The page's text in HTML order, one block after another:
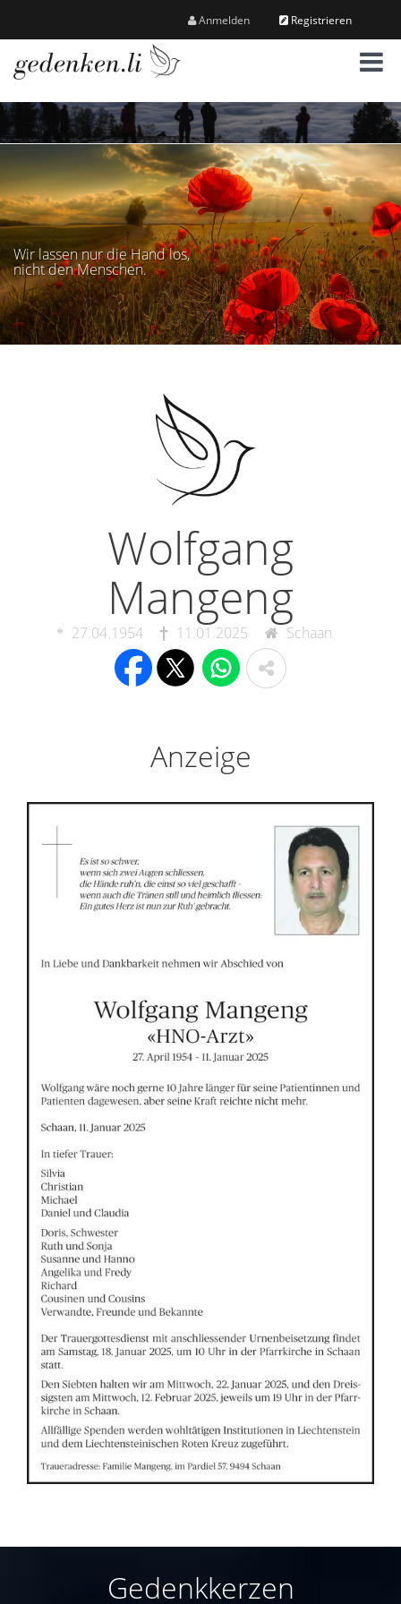
Anmelden Registrieren
M
e
n
ü
Wir lassen nur die Hand los,
nicht den Menschen.
Wolfgang
Mangeng
27.04.1954 11.01.2025 Schaan
Anzeige
Gedenkkerzen